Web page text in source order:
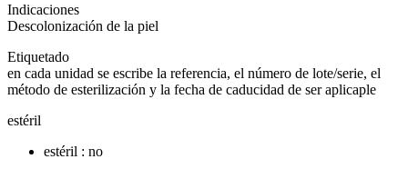
Indicaciones
Descolonización de la piel
Etiquetado
en cada unidad se escribe la referencia, el número de lote/serie, el
método de esterilización y la fecha de caducidad de ser aplicaple
estéril
estéril : no